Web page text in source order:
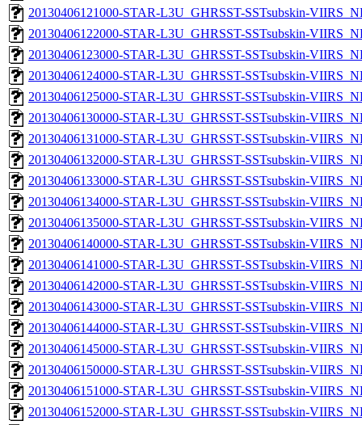
20130406121000-STAR-L3U_GHRSST-SSTsubskin-
20130406122000-STAR-L3U_GHRSST-SSTsubskin-
20130406123000-STAR-L3U_GHRSST-SSTsubskin-
20130406124000-STAR-L3U_GHRSST-SSTsubskin-
20130406125000-STAR-L3U_GHRSST-SSTsubskin-
20130406130000-STAR-L3U_GHRSST-SSTsubskin-
20130406131000-STAR-L3U_GHRSST-SSTsubskin-
20130406132000-STAR-L3U_GHRSST-SSTsubskin-
20130406133000-STAR-L3U_GHRSST-SSTsubskin-
20130406134000-STAR-L3U_GHRSST-SSTsubskin-
20130406135000-STAR-L3U_GHRSST-SSTsubskin-
20130406140000-STAR-L3U_GHRSST-SSTsubskin-
20130406141000-STAR-L3U_GHRSST-SSTsubskin-
20130406142000-STAR-L3U_GHRSST-SSTsubskin-
20130406143000-STAR-L3U_GHRSST-SSTsubskin-
20130406144000-STAR-L3U_GHRSST-SSTsubskin-
20130406145000-STAR-L3U_GHRSST-SSTsubskin-
20130406150000-STAR-L3U_GHRSST-SSTsubskin-
20130406151000-STAR-L3U_GHRSST-SSTsubskin-
20130406152000-STAR-L3U_GHRSST-SSTsubskin-